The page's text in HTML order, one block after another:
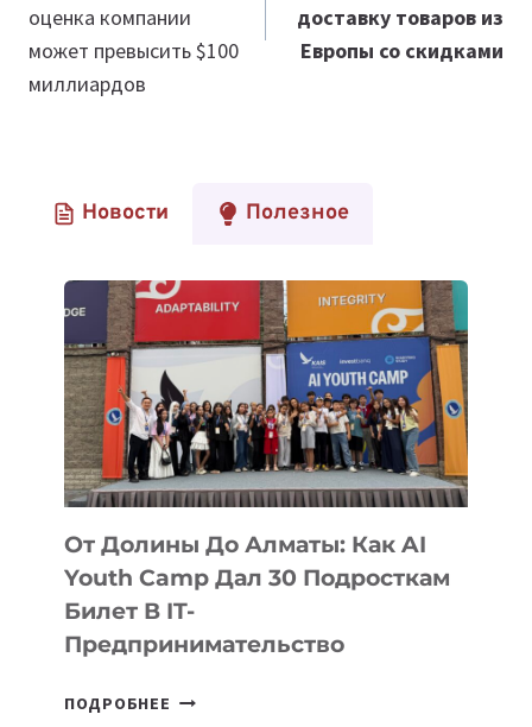
оценка компании
может превысить $100
миллиардов
доставку товаров из
Европы со скидками
Новости Полезное
От Долины До Алматы: Как AI
Youth Camp Дал 30 Подросткам
Билет В IT-
Предпринимательство
ПОДРОБНЕЕ ОТ